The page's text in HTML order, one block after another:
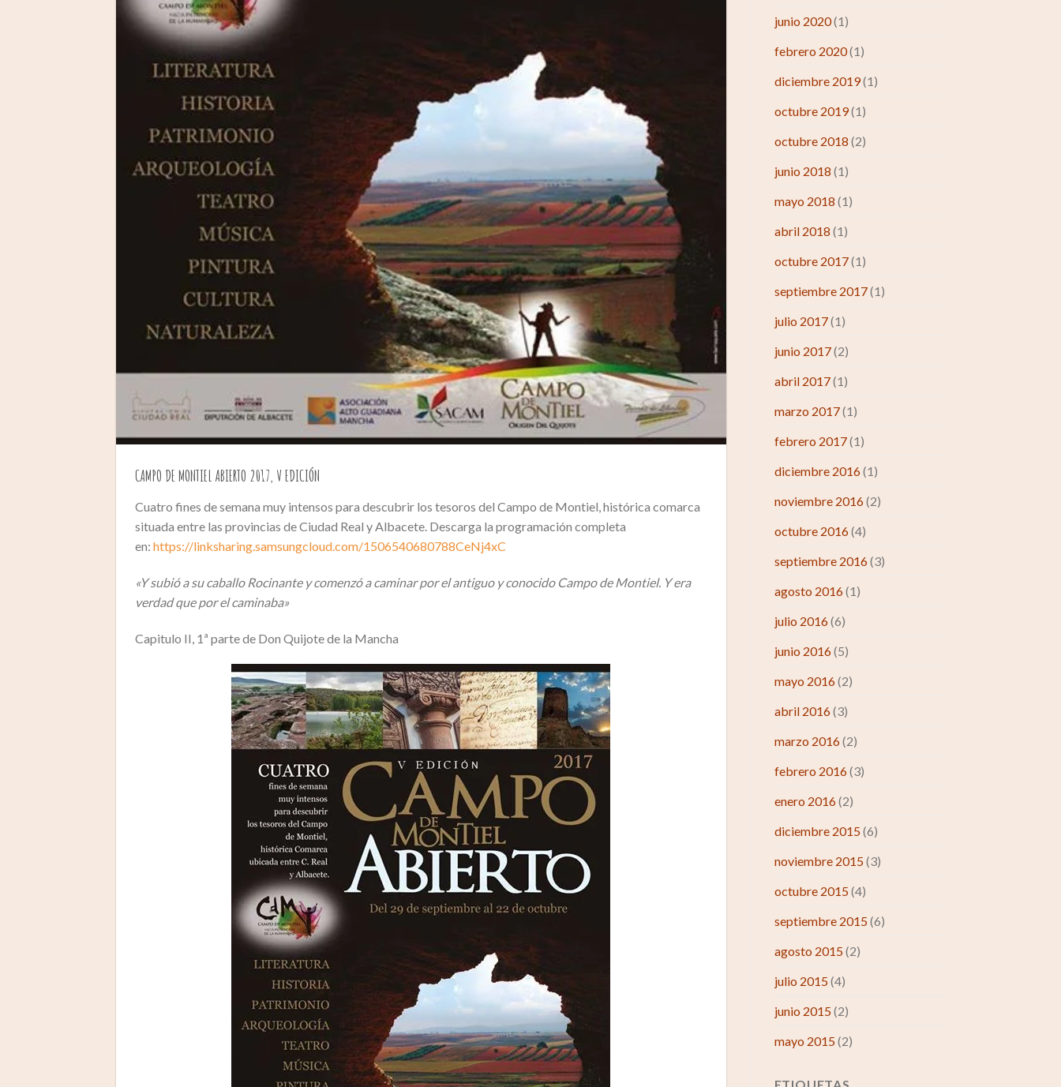
CAMPO DE MONTIEL ABIERTO 2017, V EDICIÓN
Cuatro fines de semana muy intensos para descubrir los tesoros del Campo de Montiel, histórica comarca
situada entre las provincias de Ciudad Real y Albacete. Descarga la programación completa
en: https://linksharing.samsungcloud.com/1506540680788CeNj4xC
«Y subió a su caballo Rocinante y comenzó a caminar por el antiguo y conocido Campo de Montiel. Y era
verdad que por el caminaba»
Capitulo II, 1ª parte de Don Quijote de la Mancha
junio 2020(1)
febrero 2020(1)
diciembre 2019(1)
octubre 2019(1)
octubre 2018 (2)
junio 2018 (1)
mayo 2018 (1)
abril 2018 (1)
octubre 2017(1)
septiembre 2017(1)
julio 2017(1)
junio 2017(2)
abril 2017(1)
marzo 2017(1)
febrero 2017(1)
diciembre 2016(1)
noviembre 2016(2)
octubre 2016(4)
septiembre 2016(3)
agosto 2016(1)
julio 2016(6)
junio 2016(5)
mayo 2016(2)
abril 2016(3)
marzo 2016(2)
febrero 2016(3)
enero 2016(2)
diciembre 2015(6)
noviembre 2015(3)
octubre 2015(4)
septiembre 2015(6)
agosto 2015(2)
julio 2015(4)
junio 2015(2)
mayo 2015(2)